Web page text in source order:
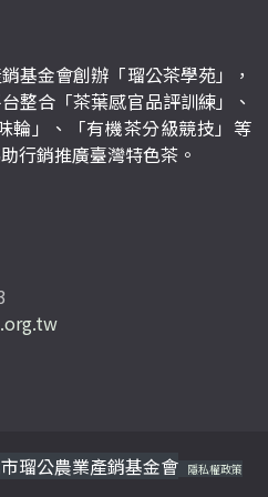
基金會創辦「瑠公茶學苑」，
整合「茶葉感官品評訓練」、
輪」、「有機茶分級競技」等
行銷推廣臺灣特色茶。
瑠公農業產銷基金會 隱私權政策